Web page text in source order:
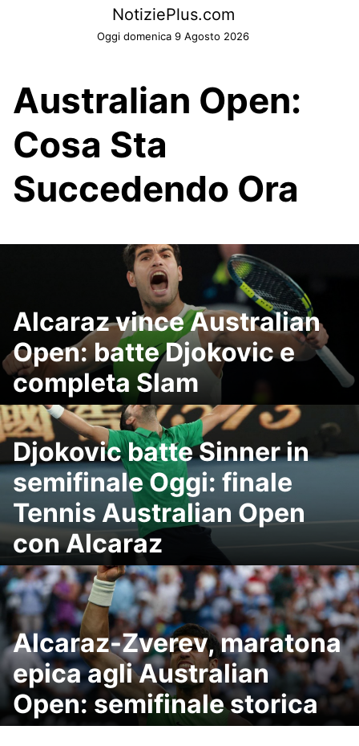
NotiziePlus.com
Oggi domenica 9 Agosto 2026
Australian Open:
Cosa Sta
Succedendo Ora
Alcaraz vince Australian
Open: batte Djokovic e
completa Slam
Djokovic batte Sinner in
semifinale Oggi: finale
Tennis Australian Open
con Alcaraz
Alcaraz-Zverev, maratona
epica agli Australian
Open: semifinale storica